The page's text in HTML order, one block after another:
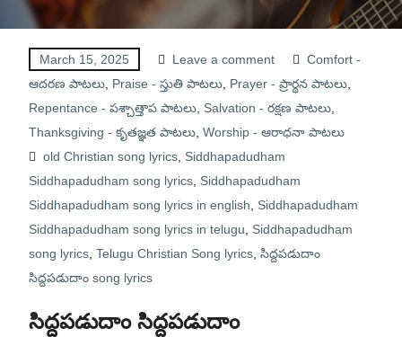
March 15, 2025 Leave a comment
Comfort -
ఆదరణ పాటలు, Praise - స్తుతి పాటలు, Prayer - ప్రార్థన పాటలు,
Repentance - పశ్చాత్తాప పాటలు, Salvation - రక్షణ పాటలు,
Thanksgiving - కృతజ్ఞత పాటలు, Worship - ఆరాధనా పాటలు
old Christian song lyrics, Siddhapadudham
Siddhapadudham song lyrics, Siddhapadudham
Siddhapadudham song lyrics in english
Siddhapadudham
Siddhapadudham song lyrics in telugu
Siddhapadudham
song lyrics, Telugu Christian Song lyrics, సిద్దపడుదాం
సిద్దపడుదాం song lyrics
సిద్దపడుదాం సిద్దపడుదాం